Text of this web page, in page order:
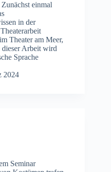
einmal
in der
Theater am Meer,
Arbeit wird
Sprache
2024
Seminar